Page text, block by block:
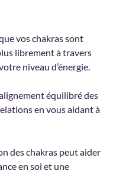
vos chakras sont
librement à travers
niveau d’énergie.
équilibré des
en vous aidant à
des chakras peut aider
en soi et une